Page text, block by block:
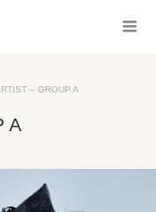
– GROUP A
A